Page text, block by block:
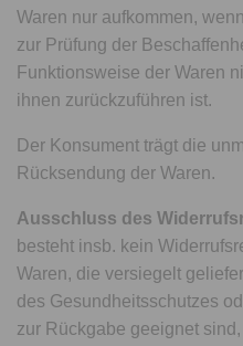
Waren nur aufkommen,
zur Prüfung der
Funktionsweise der Waren
ihnen zurückzuführen ist.
Der Konsument trägt die
Rücksendung der Waren.
Ausschluss des
besteht insb. kein
Waren, die versiegelt
des Gesundheitsschutzes
zur Rückgabe geeignet